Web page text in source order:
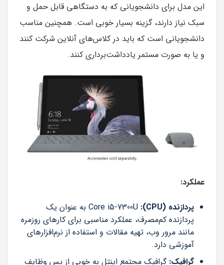
این مدل برای دانشجویانی که به دستگاهی قابل حمل و
سبک نیاز دارند، گزینه بسیار خوبی است. همچنین مناسب
دانشجویانی است که باید در کلاس‌های آنلاین شرکت کنند
و یا به صورت مستمر یادداشت‌برداری کنند.
عملکرد:
پردازنده (CPU):
Core i5-7300U به عنوان یک
پردازنده کم‌مصرف، عملکرد مناسبی برای کارهای روزمره
مانند مرور وب، تهیه مقالات و استفاده از نرم‌افزارهای
آموزشی دارد.
گرافیک: گرافیک مجتمع اینتل به خوبی از پس وظایف